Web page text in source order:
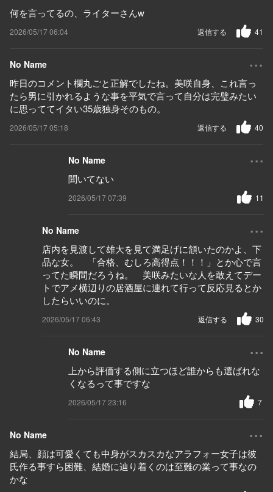
何を言ってるの、ライターさんw
2026/05/17 06:04 41
返信する
No Name ...
昨日のコメント欄丸ごと正解でしたね。美咲自身、これ言っ
たら男に引かれるような事を平気で言って自分は完璧みたい
に思っててイタい35歳独身そのもの。
2026/05/17 05:18 40
返信する
No Name ...
聞いてない
2026/05/17 07:39 11
No Name ...
店内を見渡して雄大を見て満足げに頷いたのかよ、下
品な女。 「合格、むしろ高得点！！！」とか心で言
ってた瞬間だろうね。 美咲みたいな人を敢えてデー
トでアメ横辺りの居酒屋に連れて行って反応見るとか
したらいいのに。
2026/05/17 06:43 30
返信する
No Name ...
上から評価する側に立つほど誰からも選ばれな
くなるって事ですな
2026/05/17 23:16 7
No Name ...
結局、顔は可愛くても中身がスカスカなアラフォー女子は彼
氏作る事すら困難、結婚に辿り着くのは至難の業って事なの
かな